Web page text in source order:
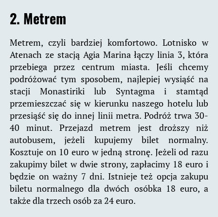
2. Metrem
Metrem, czyli bardziej komfortowo. Lotnisko w
Atenach ze stacją Agia Marina łączy linia 3, która
przebiega przez centrum miasta. Jeśli chcemy
podróżować tym sposobem, najlepiej wysiąść na
stacji Monastiriki lub Syntagma i stamtąd
przemieszczać się w kierunku naszego hotelu lub
przesiąść się do innej linii metra. Podróż trwa 30-
40 minut. Przejazd metrem jest droższy niż
autobusem, jeżeli kupujemy bilet normalny.
Kosztuje on 10 euro w jedną stronę. Jeżeli od razu
zakupimy bilet w dwie strony, zapłacimy 18 euro i
będzie on ważny 7 dni. Istnieje też opcja zakupu
biletu normalnego dla dwóch osóbka 18 euro, a
także dla trzech osób za 24 euro.